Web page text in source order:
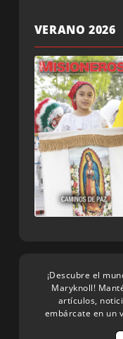
VERANO 2026
¡Descubre el
Maryknoll!
artículos,
embárcate en un